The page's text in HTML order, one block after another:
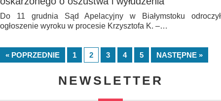
Do 11 grudnia Sąd Apelacyjny w Białymstoku odroczył
ogłoszenie wyroku w procesie Krzysztofa K. –…
« POPRZEDNIE 1 2 3 4 5 NASTĘPNE »
NEWSLETTER